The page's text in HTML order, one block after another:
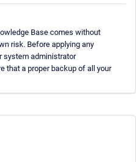
Base comes without
risk. Before applying any
system administrator
that a proper backup of all your